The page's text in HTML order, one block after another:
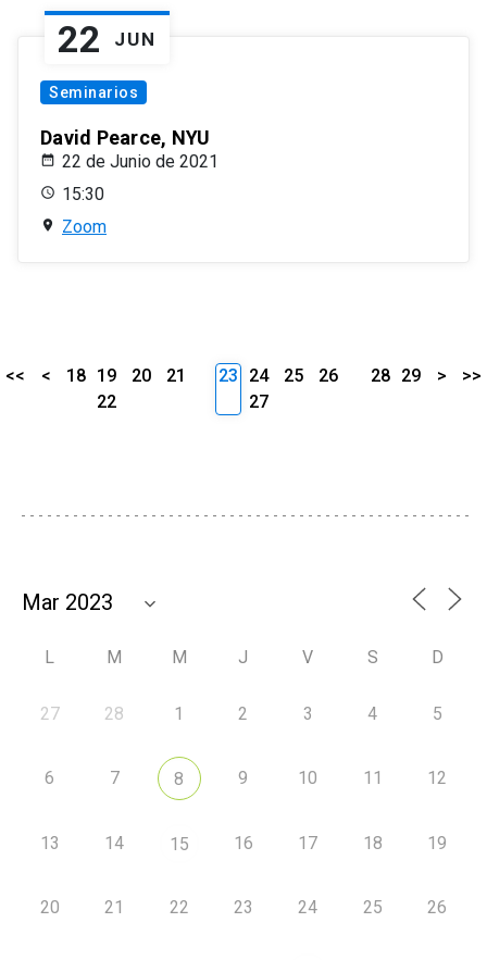
22 JUN
Seminarios
David Pearce, NYU
22 de Junio de 2021
15:30
Zoom
<< < 18 19 20
21
22
23 24 25
26
27
28 29 > >>
L M M J V S D
27 28 1 2 3 4 5
6 7 8 9 10 11 12
13 14 15 16 17 18 19
20 21 22 23 24 25 26